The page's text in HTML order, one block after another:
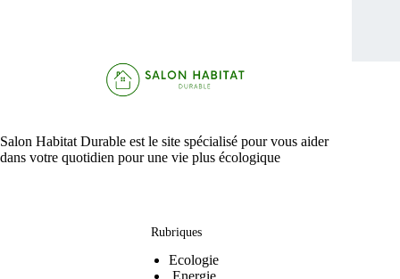
Salon Habitat Durable est le site spécialisé pour vous aider
dans votre quotidien pour une vie plus écologique
Rubriques
Ecologie